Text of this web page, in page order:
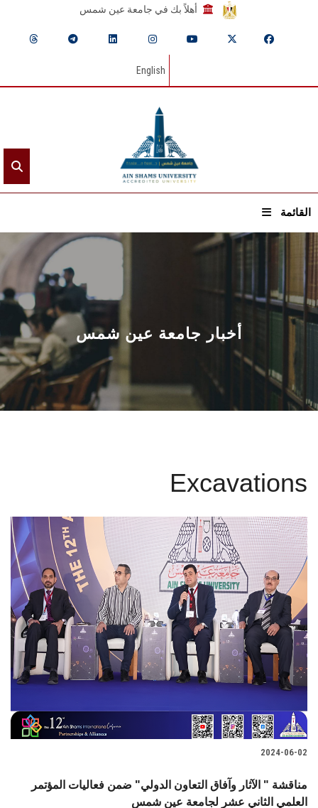
أهلاً بك في جامعة عين شمس
English
القائمة
الرئيسيـة
عن الجامعة
القطاعـات
الشئون الأكاديمية
البحث العلمي
الأنظمة الذكية
الإعلام
تواصل معنا
الطلاب
هيئة التدريس
الدراسات العليا
أخبار جامعة عين شمس
Excavations
2024-06-02
مناقشة " الآثار وآفاق التعاون الدولي" ضمن فعاليات المؤتمر
العلمي الثاني عشر لجامعة عين شمس